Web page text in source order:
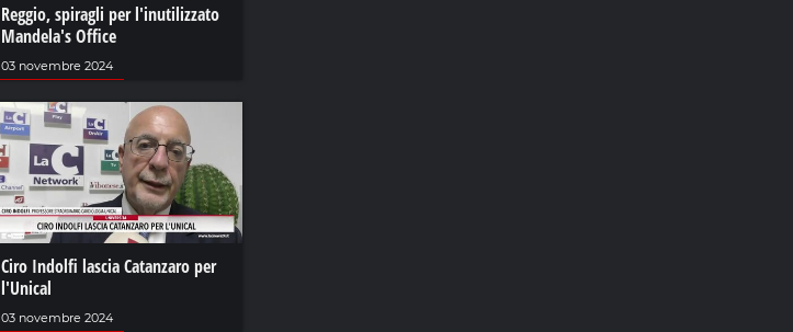
Reggio, spiragli per l'inutilizzato
Mandela's Office
03 novembre 2024
Ciro Indolfi lascia Catanzaro per
l'Unical
03 novembre 2024